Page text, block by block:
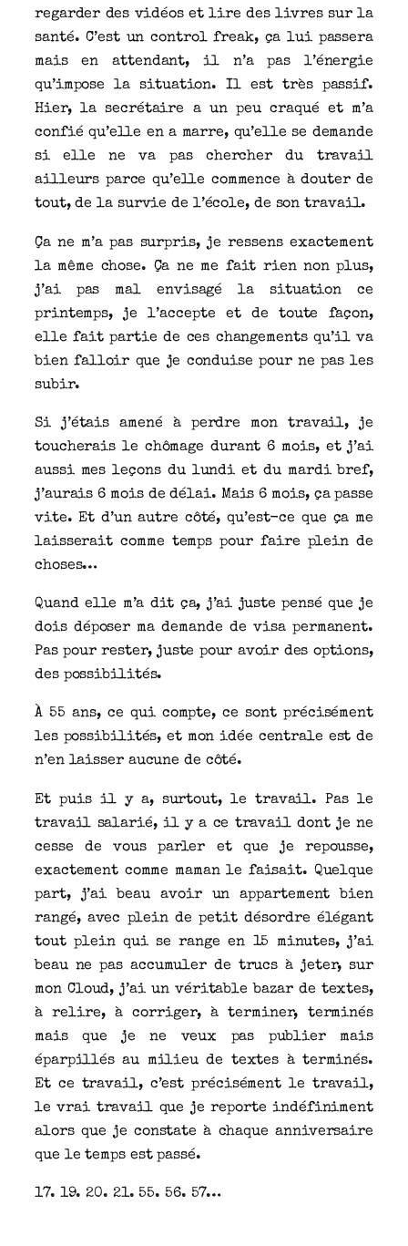
regarder des vidéos et lire des livres sur la
santé. C’est un control freak, ça lui passera
mais en attendant, il n’a pas l’énergie
qu’impose la situation. Il est très passif.
Hier, la secrétaire a un peu craqué et m’a
confié qu’elle en a marre, qu’elle se demande
si elle ne va pas chercher du travail
ailleurs parce qu’elle commence à douter de
tout, de la survie de l’école, de son travail.
Ça ne m’a pas surpris, je ressens exactement
la même chose. Ça ne me fait rien non plus,
j’ai pas mal envisagé la situation ce
printemps, je l’accepte et de toute façon,
elle fait partie de ces changements qu’il va
bien falloir que je conduise pour ne pas les
subir.
Si j’étais amené à perdre mon travail, je
toucherais le chômage durant 6 mois, et j’ai
aussi mes leçons du lundi et du mardi bref,
j’aurais 6 mois de délai. Mais 6 mois, ça passe
vite. Et d’un autre côté, qu’est-ce que ça me
laisserait comme temps pour faire plein de
choses…
Quand elle m’a dit ça, j’ai juste pensé que je
dois déposer ma demande de visa permanent.
Pas pour rester, juste pour avoir des options,
des possibilités.
À 55 ans, ce qui compte, ce sont précisément
les possibilités, et mon idée centrale est de
n’en laisser aucune de côté.
Et puis il y a, surtout, le travail. Pas le
travail salarié, il y a ce travail dont je ne
cesse de vous parler et que je repousse,
exactement comme maman le faisait. Quelque
part, j’ai beau avoir un appartement bien
rangé, avec plein de petit désordre élégant
tout plein qui se range en 15 minutes, j’ai
beau ne pas accumuler de trucs à jeter, sur
mon Cloud, j’ai un véritable bazar de textes,
à relire, à corriger, à terminer, terminés
mais que je ne veux pas publier mais
éparpillés au milieu de textes à terminés.
Et ce travail, c’est précisément le travail,
le vrai travail que je reporte indéfiniment
alors que je constate à chaque anniversaire
que le temps est passé.
17. 19. 20. 21. 55. 56. 57…